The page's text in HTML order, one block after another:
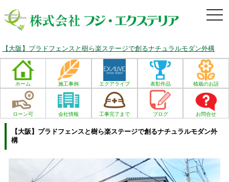
【大阪】プラドフェンスと樹ら楽ステージで創るナチュラルモダン外構
ホーム 施工事例 エクアライブ 表彰作品 植栽のお話
ローン可 会社情報 工事完了まで ブログ お問合せ
【大阪】プラドフェンスと樹ら楽ステージで創るナチュラルモダン外
構